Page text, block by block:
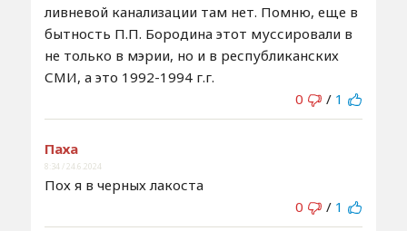
ливневой канализации там нет. Помню, еще в
бытность П.П. Бородина этот муссировали в
не только в мэрии, но и в республиканских
СМИ, а это 1992-1994 г.г.
0
/ 1
Паха
8:34 / 24.6.2024
Пох я в черных лакоста
0
/ 1